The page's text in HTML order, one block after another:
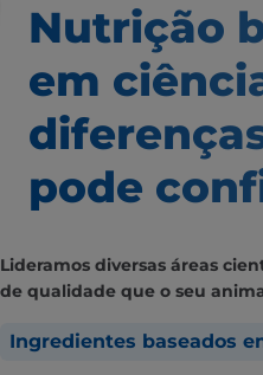
Nutrição
em
pode
Lideramos diversas áreas
de qualidade que o seu
Ingredientes baseados